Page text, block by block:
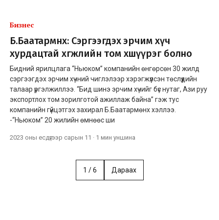
Бизнес
Б.Баатармөнх: Сэргээгдэх эрчим хүч
хурдацтай хөгжлийн том хөшүүрэг болно
Бидний ярилцлага “Ньюком” компанийн өнгөрсөн 30 жилд
сэргээгдэх эрчим хүчний чиглэлээр хэрэгжүүлсэн төслүүдийн
талаар үргэлжиллээ. “Бид шинэ эрчим хүчийг бүс нутаг, Ази руу
экспортлох том зорилготой ажиллаж байна” гэж тус
компанийн гүйцэтгэх захирал Б.Баатармөнх хэллээ.
-“Ньюком” 20 жилийн өмнөөс ши
2023 оны есдүгээр сарын 11 · 1 мин уншина
1 /6 Дараах